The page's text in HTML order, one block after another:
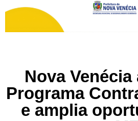
Nova Venécia
Programa
e amplia